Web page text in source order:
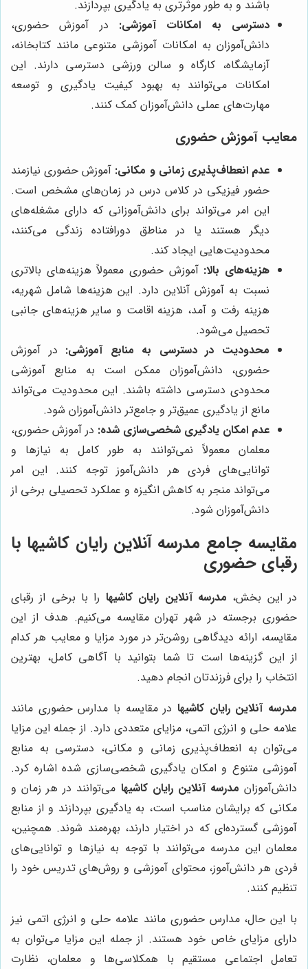
باشند و به طور موثرتری به یادگیری بپردازند.
دسترسی به امکانات آموزشی: در آموزش حضوری،
دانش‌آموزان به امکانات آموزشی متنوعی مانند کتابخانه،
آزمایشگاه، کارگاه و سالن ورزشی دسترسی دارند. این
امکانات می‌توانند به بهبود کیفیت یادگیری و توسعه
مهارت‌های عملی دانش‌آموزان کمک کنند.
معایب آموزش حضوری
عدم انعطاف‌پذیری زمانی و مکانی: آموزش حضوری نیازمند
حضور فیزیکی در کلاس درس در زمان‌های مشخص است.
این امر می‌تواند برای دانش‌آموزانی که دارای مشغله‌های
دیگر هستند یا در مناطق دورافتاده زندگی می‌کنند،
محدودیت‌هایی ایجاد کند.
هزینه‌های بالا: آموزش حضوری معمولاً هزینه‌های بالاتری
نسبت به آموزش آنلاین دارد. این هزینه‌ها شامل شهریه،
هزینه رفت و آمد، هزینه اقامت و سایر هزینه‌های جانبی
تحصیل می‌شود.
محدودیت در دسترسی به منابع آموزشی: در آموزش
حضوری، دانش‌آموزان ممکن است به منابع آموزشی
محدودی دسترسی داشته باشند. این محدودیت می‌تواند
مانع از یادگیری عمیق‌تر و جامع‌تر دانش‌آموزان شود.
عدم امکان یادگیری شخصی‌سازی شده: در آموزش حضوری،
معلمان معمولاً نمی‌توانند به طور کامل به نیازها و
توانایی‌های فردی هر دانش‌آموز توجه کنند. این امر
می‌تواند منجر به کاهش انگیزه و عملکرد تحصیلی برخی از
دانش‌آموزان شود.
مقایسه جامع مدرسه آنلاین رایان کاشیها با
رقبای حضوری
در این بخش، مدرسه آنلاین رایان کاشیها را با برخی از رقبای
حضوری برجسته در شهر تهران مقایسه می‌کنیم. هدف از این
مقایسه، ارائه دیدگاهی روشن‌تر در مورد مزایا و معایب هر کدام
از این گزینه‌ها است تا شما بتوانید با آگاهی کامل، بهترین
انتخاب را برای فرزندتان انجام دهید.
مدرسه آنلاین رایان کاشیها در مقایسه با مدارس حضوری مانند
علامه حلی و انرژی اتمی، مزایای متعددی دارد. از جمله این مزایا
می‌توان به انعطاف‌پذیری زمانی و مکانی، دسترسی به منابع
آموزشی متنوع و امکان یادگیری شخصی‌سازی شده اشاره کرد.
دانش‌آموزان مدرسه آنلاین رایان کاشیها می‌توانند در هر زمان و
مکانی که برایشان مناسب است، به یادگیری بپردازند و از منابع
آموزشی گسترده‌ای که در اختیار دارند، بهره‌مند شوند. همچنین،
معلمان این مدرسه می‌توانند با توجه به نیازها و توانایی‌های
فردی هر دانش‌آموز، محتوای آموزشی و روش‌های تدریس خود را
تنظیم کنند.
با این حال، مدارس حضوری مانند علامه حلی و انرژی اتمی نیز
دارای مزایای خاص خود هستند. از جمله این مزایا می‌توان به
تعامل اجتماعی مستقیم با همکلاسی‌ها و معلمان، نظارت